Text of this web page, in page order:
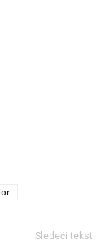
Sledeći tekst